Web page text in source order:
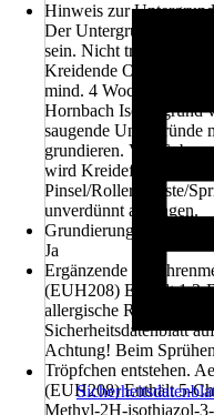
Hinweis zur
Der Untergrund muss
sein. Nicht tragfähige
Kreidende Oberfl
mind. 4 Wochen
Hornbach Isoliergrund
saugende
grundieren. Vor
wird Kreidefarbe bis
Pinsel/Roller/Bürste/
unverdünnt auftragen.
Grundierung empfohlen
Ja
Ergänzende
(EUH208) Enthält 1,2-
allergische Reaktionen
Sicherheitsdatenblatt
Achtung! Beim
Tröpfchen entstehen.
(EUH208) Enthält 5-
Methyl-2H-isothiazol-